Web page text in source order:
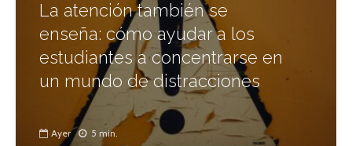
La atención también se
enseña: cómo ayudar a los
estudiantes a concentrarse en
un mundo de distracciones
Ayer 5 min.